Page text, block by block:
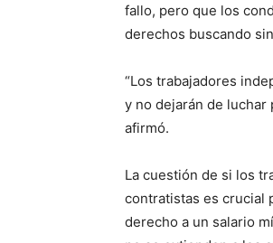
fallo, pero que los
derechos buscando
“Los trabajadores
y no dejarán de luchar
afirmó.
La cuestión de si los
contratistas es crucial
derecho a un salario